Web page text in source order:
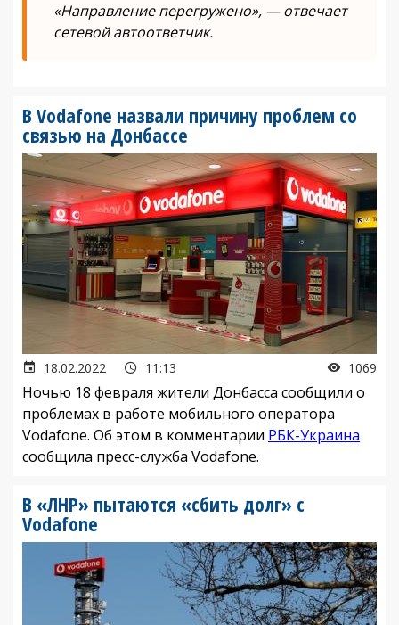
«Направление перегружено», — отвечает
сетевой автоответчик.
В Vodafone назвали причину проблем со
связью на Донбассе
18.02.2022 11:13 1069
Ночью 18 февраля жители Донбасса сообщили о
проблемах в работе мобильного оператора
Vodafone. Об этом в комментарии РБК-Украина
сообщила пресс-cлужба Vodafone.
В «ЛНР» пытаются «сбить долг» с
Vodafone